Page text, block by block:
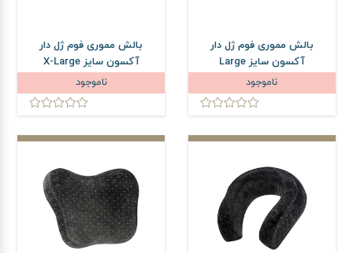
بالش مموری فوم ژل دار
آکسون سایز Large
ناموجود
بالش مموری فوم ژل دار
آکسون سایز X-Large
ناموجود